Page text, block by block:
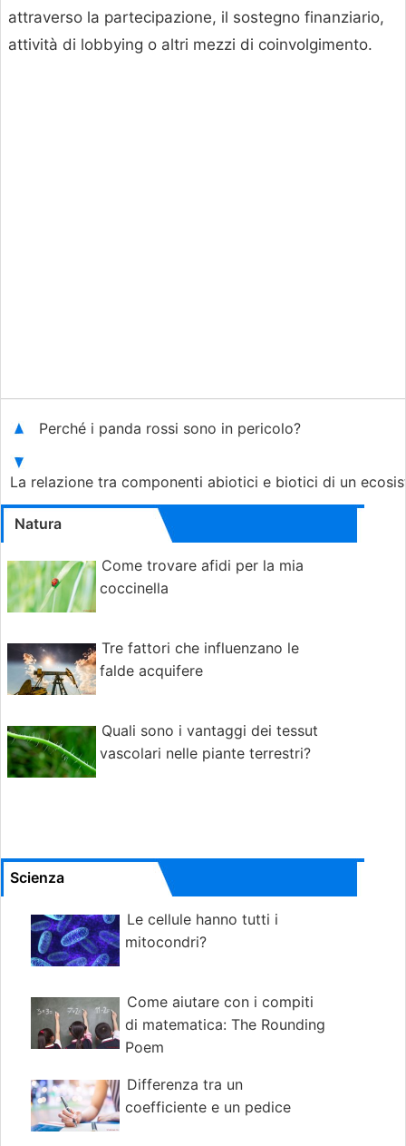
attraverso la partecipazione, il sostegno finanziario,
attività di lobbying o altri mezzi di coinvolgimento.
Perché i panda rossi sono in pericolo?
La relazione tra componenti abiotici e biotici di un
Natura
Come trovare afidi per la mia
coccinella
Tre fattori che influenzano le
falde acquifere
Quali sono i vantaggi dei tessuti
vascolari nelle piante terrestri?
Scienza
Le cellule hanno tutti i
mitocondri?
Come aiutare con i compiti
di matematica: The Rounding
Poem
Differenza tra un
coefficiente e un pedice